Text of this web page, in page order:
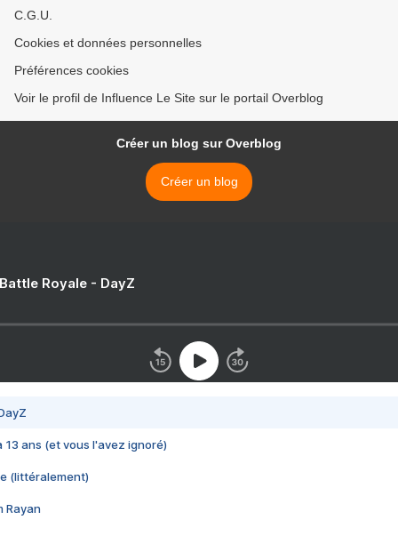
C.G.U.
Cookies et données personnelles
Préférences cookies
Voir le profil de Influence Le Site sur le portail Overblog
Créer un blog sur Overblog
Créer un blog
Royale - DayZ
13 ans (et vous l'avez ignoré)
(littéralement)
Rayan